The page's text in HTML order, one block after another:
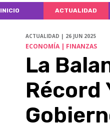
INICIO ACTUALIDAD
ACTUALIDAD | 26 JUN 2025
ECONOMÍA | FINANZAS
La
Récord